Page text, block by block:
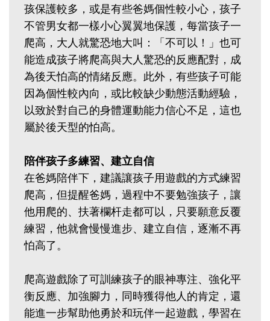
孩保護較多，或是有些爸媽個性較小心，孩子
不管男女都一樣小心翼翼地保護，每當孩子一
爬高，大人就驚恐地大叫：「不可以！」也可
能造成孩子將爬高與大人驚恐的反應配對，成
為後天怕高的情緒反應。此外，有些孩子可能
因為個性較內向，或比較缺少動態活動經驗，
以致於對自己的身體運動能力信心不足，這也
屬於後天型的怕高。
陪伴孩子多練習、建立自信
在爸媽陪伴下，建議讓孩子用遊戲的方式練習
爬高，但提醒爸媽，過程中不要勉強孩子，讓
他用爬的、扶著欄杆走都可以，只要願意反覆
練習，他就會慢慢進步、建立自信，逐漸不再
怕高了。
爬高遊戲除了可訓練孩子的眼神專注、強化平
衡反應、加強腳力，同時獲得他人的肯定，還
能進一步幫助他勇於和玩伴一起遊戲，學習在